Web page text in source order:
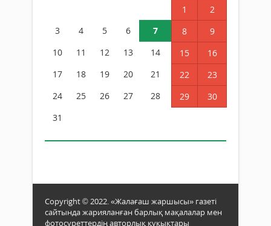
1
2
3
4 5 6 7 8
9
10
11 12 13 14 15
16
17
18 19 20 21 22
23
24
25 26 27 28 29
30
31
Copyright © 2022. «Жалағаш жаршысы» газеті
сайтында жарияланған барлық мақалалар мен
фотосуреттердің авторлық құқықтары